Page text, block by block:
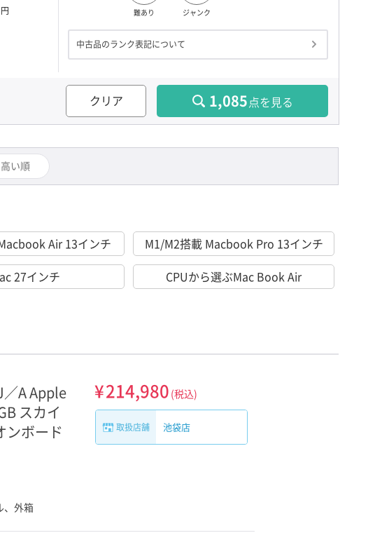
円 難あり ジャンク
中古品のランク表記について
クリア 1,085点を見る
高い順
Air 13インチ
M1/M2搭載 Macbook Pro 13インチ
27インチ CPUから選ぶMac Book Air
A Apple
スカイ
ンボード
、外箱
¥214,980 (税込)
取扱店舗 池袋店